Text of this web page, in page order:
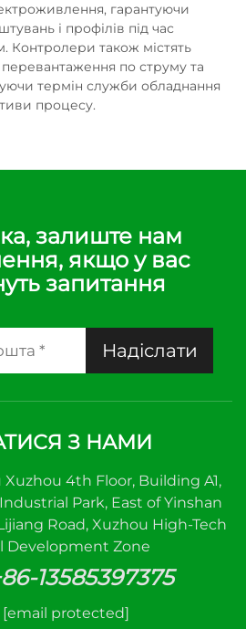
гарантуючи
і профілів під час
Контролери також містять
перевантаження по струму та
термін служби обладнання
процесу.
залиште нам
якщо у вас
запитання
Надіслати
З НАМИ
4th Floor, Building A1,
Park, East of Yinshan
Road, Xuzhou High-Tech
Development Zone
13585397375
[email protected]